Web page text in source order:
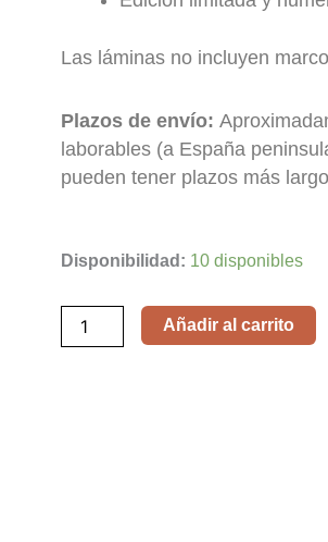
Las láminas no incluyen
Plazos de envío:
laborables (a España
pueden tener plazos más
Disponibilidad: 10 disponibles
El
Parte
III
Añadir al carrito